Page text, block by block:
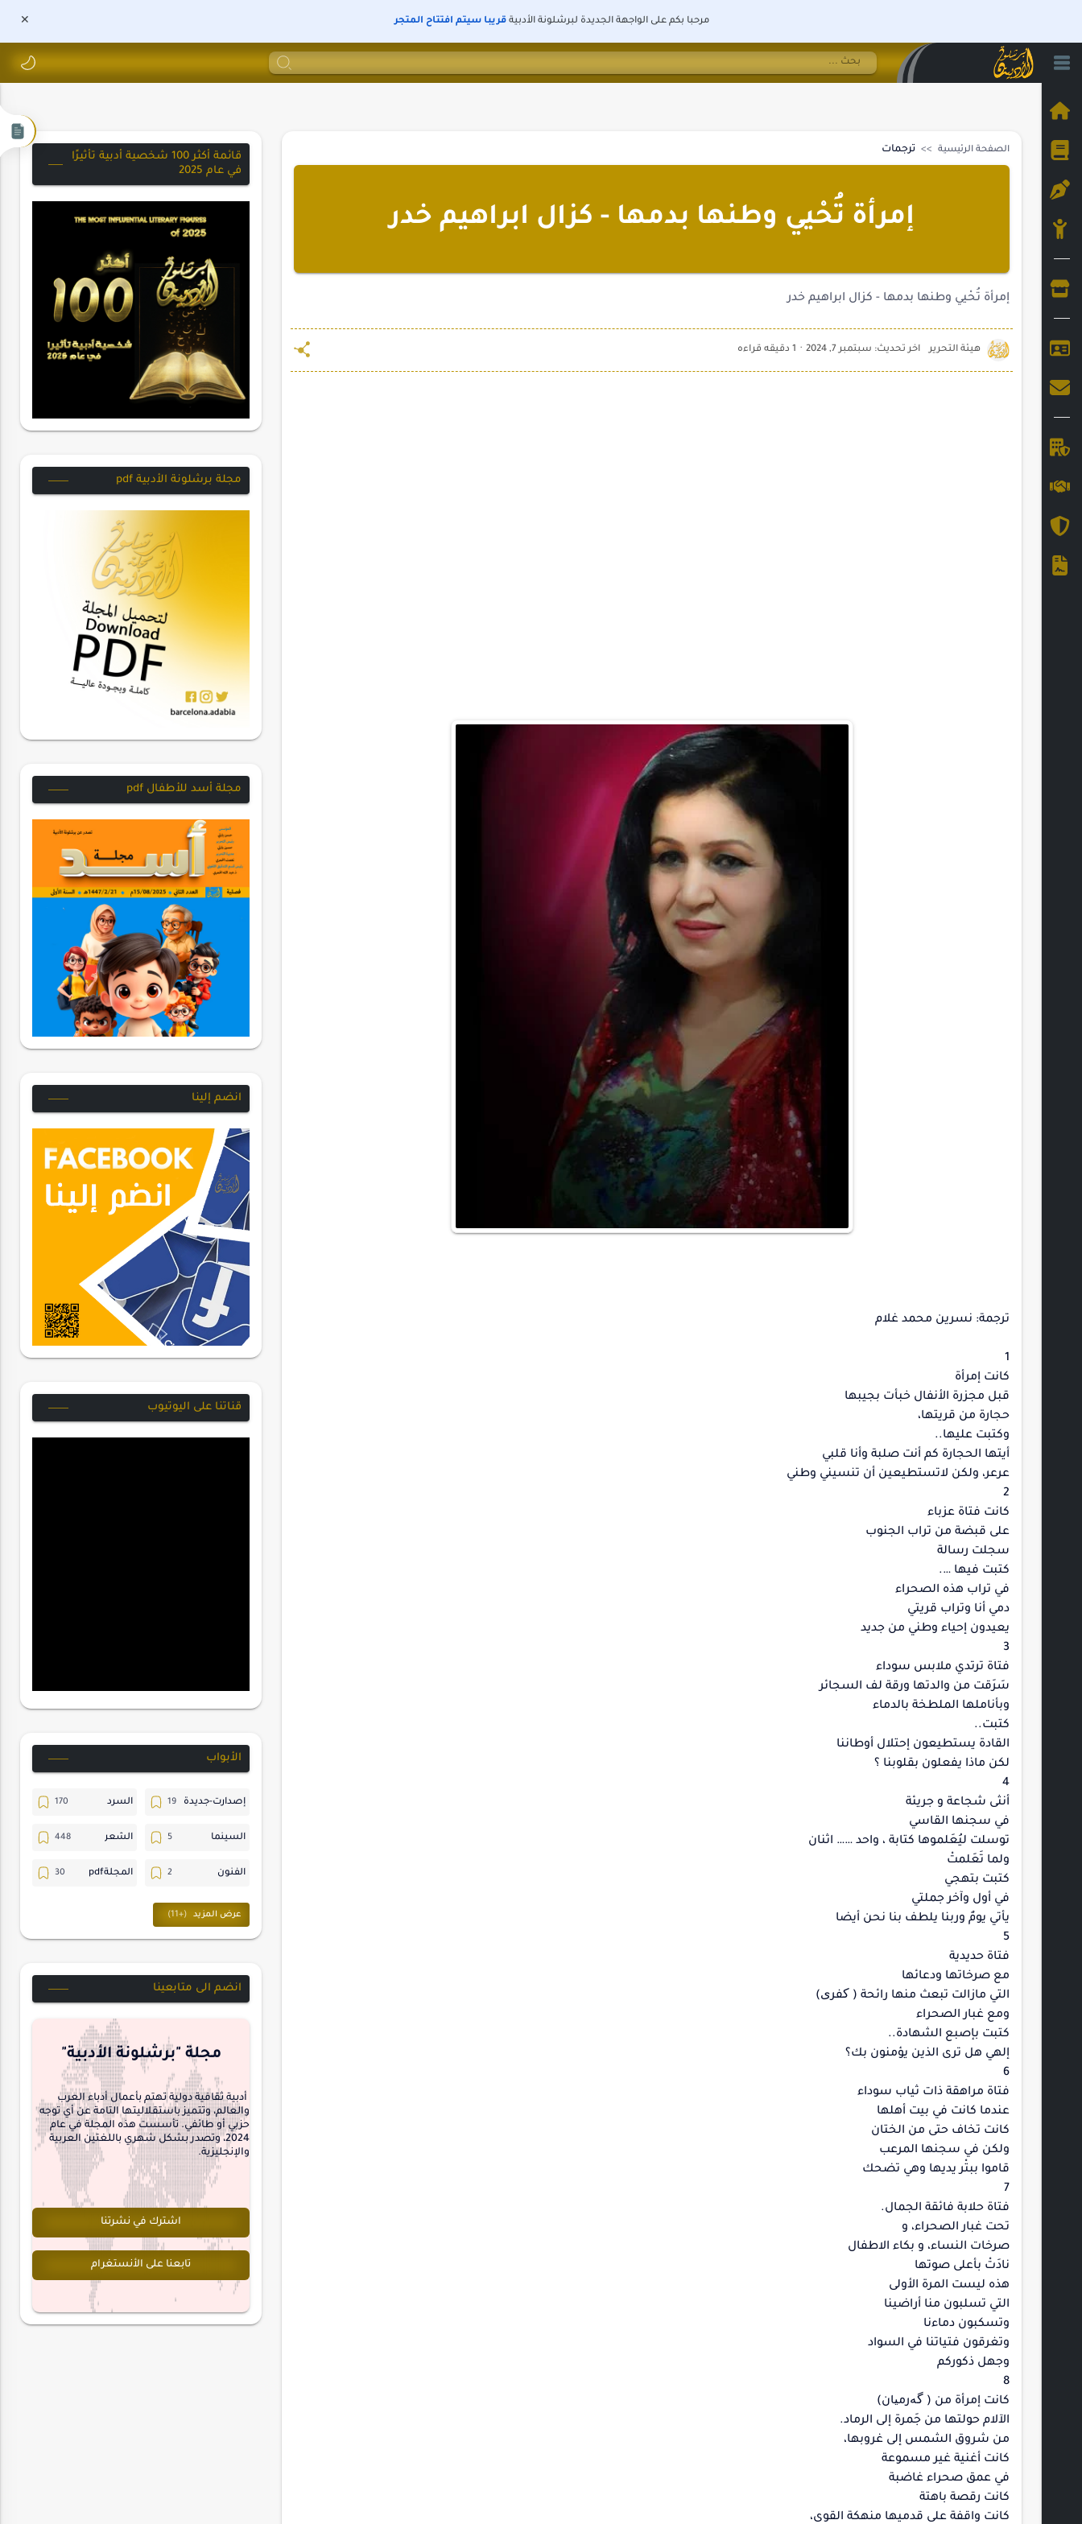
مرحبا بكم على الواجهة الجديدة لبرشلونة الأدبية قريبا سيتم افتتاح المتجر
الصفحة الرئيسية ترجمات
إمرأة تُحْيي وطنها بدمها - كزال ابراهيم خدر
إمرأة تُحْيي وطنها بدمها - كزال ابراهيم خدر
1 دقيقه قراءه
ترجمة: نسرين محمد غلام
1
كانت إمرأة
قبل مجزرة الأنفال خبأت بجيبها
حجارة من قريتها،
وكتبت عليها..
أيتها الحجارة كم أنت صلبة وأنا قلبي
عرعر، ولكن لاتستطيعين أن تنسيني وطني
2
كانت فتاة عزباء
على قبضة من تراب الجنوب
سجلت رسالة
كتبت فيها ….
في تراب هذه الصحراء
دمي أنا وتراب قريتي
يعيدون إحياء وطني من جديد
3
فتاة ترتدي ملابس سوداء
سَرَقت من والدتها ورقة لف السجائر
وبأناملها الملطخة بالدماء
كتبت..
القادة يستطيعون إحتلال أوطاننا
لكن ماذا يفعلون بقلوبنا ؟
4
أنثى شجاعة و جريئة
في سجنها القاسي
توسلت ليُعَلموها كتابة ، واحد …… اثنان
ولما تَعَلمتْ
كتبت بتهجي
في أول وآخر جملتي
يأتي يومٌ وربنا يلطف بنا نحن أيضا
5
فتاة حديدية
مع صرخاتها ودعائها
التي مازالت تبعث منها رائحة ( کفری)
ومع غبار الصحراء
كتبت بإصبع الشهادة..
إلهي هل ترى الذين يؤمنون بك؟
6
فتاة مراهقة ذات ثياب سوداء
عندما كانت في بيت أهلها
كانت تخاف حتى من الختان
ولكن في سجنها المرعب
قاموا ببتْر يديها وهي تضحك
7
فتاة حلابة فائقة الجمال.
تحت غبار الصحراء، و
صرخات النساء، و بكاء الاطفال
نادَتْ بأعلى صوتها
هذه ليست المرة الأولى
التي تسلبون منا أراضينا
وتسكبون دماءنا
وتغرقون فتياتنا في السواد
وجهل ذكوركم
8
كانت إمرأة من ( گەرمیان)
الآلام حولتها من جَمرة إلى الرماد.
من شروق الشمس إلى غروبها،
كانت أغنية غير مسموعة
في عمق صحراء غاضبة
كانت رقصة باهتة
كانت واقفة على قدميها منهكة القوى،
قائمة أكثر 100 شخصية أدبية تأثيرًا
في عام 2025
مجلة برشلونة الأدبية pdf
مجلة أسد للأطفال pdf
انضم إلينا
قناتنا على اليوتيوب
الأبواب
إصدارت-جديدة السرد
السينما الشعر
الفنون المجلةpdf
المسرح
حسن_يارتي حوارات
منشورتنا هايكو
interview
انضم الى متابعينا
مجلة "برشلونة الأدبية"
أدبية ثقافية دولية تهتم بأعمال أدباء العرب
والعالم، وتتميز باستقلاليتها التامة عن أي توجه
حزبي أو طائفي. تأسست هذه المجلة في عام
2024، وتصدر بشكل شهري باللغتين العربية
والإنجليزية.
اشترك في نشرتنا
تابعنا على الأنستغرام